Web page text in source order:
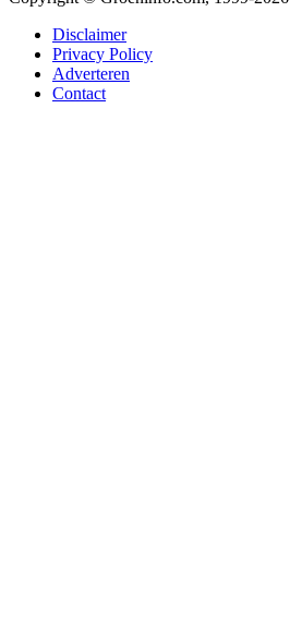
Disclaimer
Privacy Policy
Adverteren
Contact